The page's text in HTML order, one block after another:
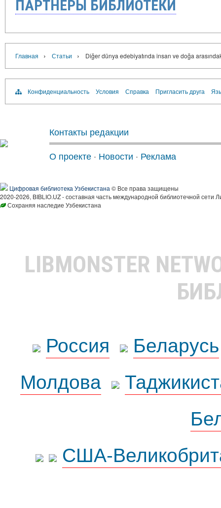
ПАРТНЁРЫ БИБЛИОТЕКИ
Главная › Статьи › Diğer dünya edebiyatında insan ve doğa
Конфиденциальность Условия Справка Пригласить друга
Контакты редакции
О проекте · Новости · Реклама
Цифровая библиотека Узбекистана © Все права защищены
2020-2026, BIBLIO.UZ - составная часть международной библиотечной сети
Сохраняя наследие Узбекистана
LIBMONSTER
Россия
Беларусь
Молдова
США-